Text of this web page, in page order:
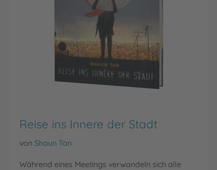
Reise ins Innere der Stadt
von Shaun Tan
Während eines Meetings verwandeln sich alle